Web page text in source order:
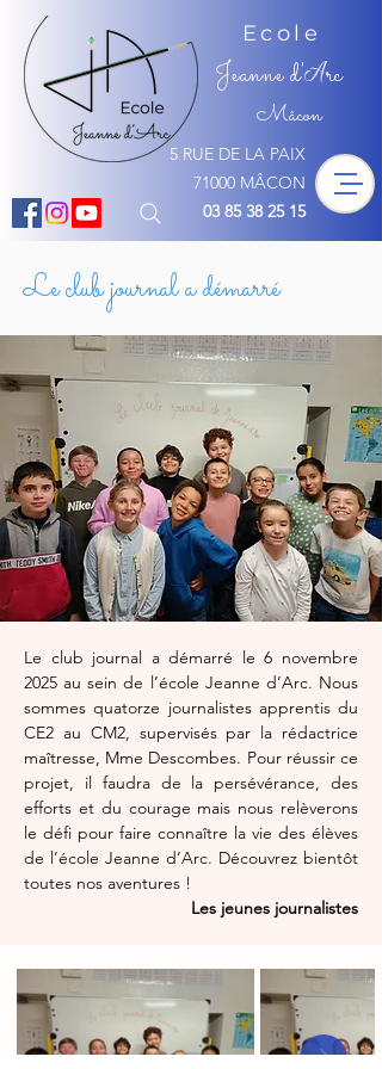
5 RUE DE LA PAIX
71000 MÂCON
03 85 38 25 15
Ecole
Jeanne d'Arc
Mâcon
Le club journal a démarré
Le club journal a démarré le 6 novembre
2025 au sein de l’école Jeanne d’Arc. Nous
sommes quatorze journalistes apprentis du
CE2 au CM2, supervisés par la rédactrice
maîtresse, Mme Descombes. Pour réussir ce
projet, il faudra de la persévérance, des
efforts et du courage mais nous relèverons
le défi pour faire connaître la vie des élèves
de l’école Jeanne d’Arc. Découvrez bientôt
toutes nos aventures !
Les jeunes journalistes